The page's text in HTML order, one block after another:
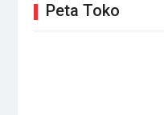
Peta Toko